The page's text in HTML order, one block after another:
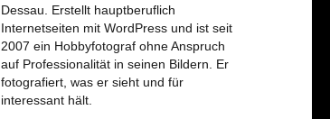
Dessau. Erstellt hauptberuflich
Internetseiten mit WordPress und ist seit
2007 ein Hobbyfotograf ohne Anspruch
auf Professionalität in seinen Bildern. Er
fotografiert, was er sieht und für
interessant hält.